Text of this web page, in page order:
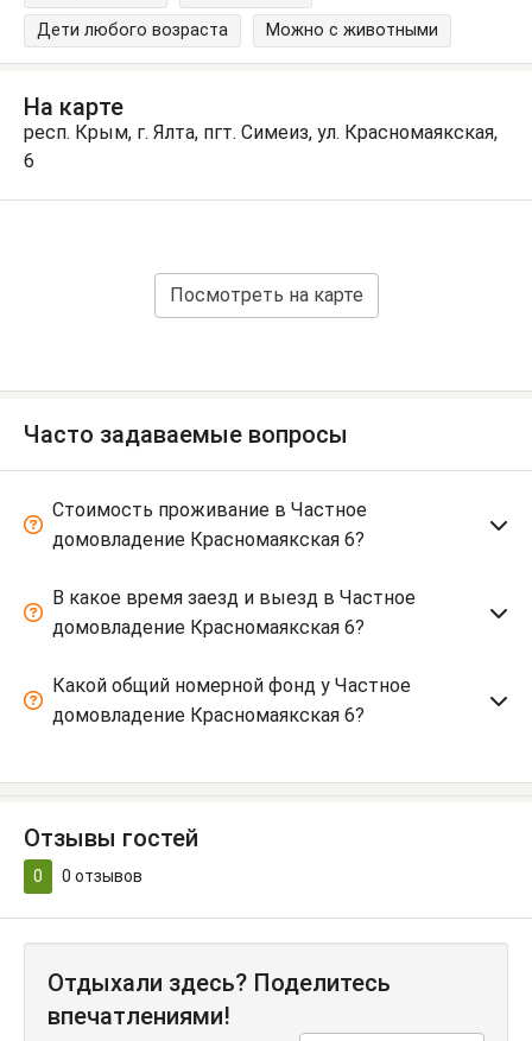
Дети любого возраста
Можно с животными
На карте
респ. Крым, г. Ялта, пгт. Симеиз, ул. Красномаякская,
6
Посмотреть на карте
Часто задаваемые вопросы
Стоимость проживание в Частное
домовладение Красномаякская 6?
В какое время заезд и выезд в Частное
домовладение Красномаякская 6?
Какой общий номерной фонд у Частное
домовладение Красномаякская 6?
Отзывы гостей
0 0 отзывов
Отдыхали здесь? Поделитесь
впечатлениями!